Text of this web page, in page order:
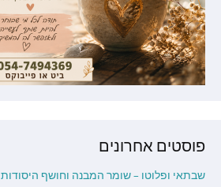
פוסטים אחרונים
שבתאי ופלוטו – שומר המבנה וחושף היסודות